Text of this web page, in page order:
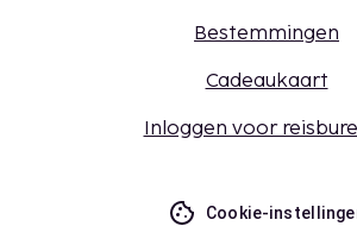
Bestemmingen
Cadeaukaart
Inloggen voor
Cookie-